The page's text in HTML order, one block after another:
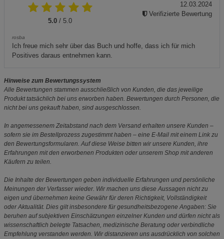
5.0 / 5.0
rosba
Ich freue mich sehr über das Buch und hoffe, dass ich für mich
Positives daraus entnehmen kann.
12.03.2024
Verifizierte Bewertung
Hinweise zum Bewertungssystem
Alle Bewertungen stammen ausschließlich von Kunden, die das jeweilige
Produkt tatsächlich bei uns erworben haben. Bewertungen durch Personen, die
nicht bei uns gekauft haben, sind ausgeschlossen.
In angemessenem Zeitabstand nach dem Versand erhalten unsere Kunden –
sofern sie im Bestellprozess zugestimmt haben – eine E-Mail mit einem Link zu
den Bewertungsformularen. Auf diese Weise bitten wir unsere Kunden, ihre
Erfahrungen mit den erworbenen Produkten oder unserem Shop mit anderen
Käufern zu teilen.
Die Inhalte der Bewertungen geben individuelle Erfahrungen und persönliche
Meinungen der Verfasser wieder. Wir machen uns diese Aussagen nicht zu
eigen und übernehmen keine Gewähr für deren Richtigkeit, Vollständigkeit
oder Aktualität. Dies gilt insbesondere für gesundheitsbezogene Angaben: Sie
beruhen auf subjektiven Einschätzungen einzelner Kunden und dürfen nicht als
wissenschaftlich belegte Tatsachen, medizinische Beratung oder verbindliche
Empfehlung verstanden werden. Wir distanzieren uns ausdrücklich von solchen